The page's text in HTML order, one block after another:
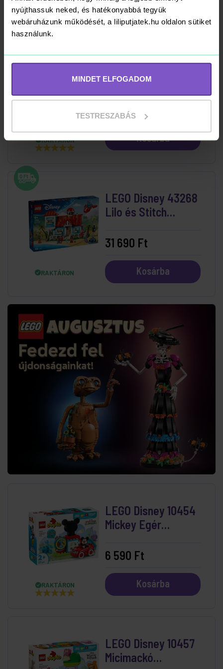
nyújthassuk neked, és hatékonyabbá tegyük
webáruházunk működését, a liliputjatek.hu oldalon sütiket
használunk.
MINDET ELFOGADOM
TESTRESZABÁS
RAKTÁRON Kosárba
RAKTÁRON
LEGO Disney 43249
Stitch
22 790 Ft
Kosárba
RAKTÁRON
LEGO Disney 43268
Lilo és Stitch
31 690 Ft
Kosárba
RAKTÁRON
LEGO Disney 10454
Mickey Egér
Autója
6 590 Ft
Kosárba
LEGO Disney 10457
Micimackó